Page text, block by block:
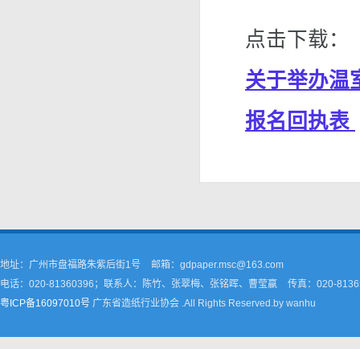
点击下载：
关于举办温
报名回执表
地址：广州市盘福路朱紫后街1号
邮箱：gdpaper.msc@163.com
电话：020-81360396；联系人：陈竹、张翠梅、张铭晖、曹莹嬴
传真：020-
粤ICP备16097010号 广东省造纸行业协会 .All Rights Reserved.by wanhu